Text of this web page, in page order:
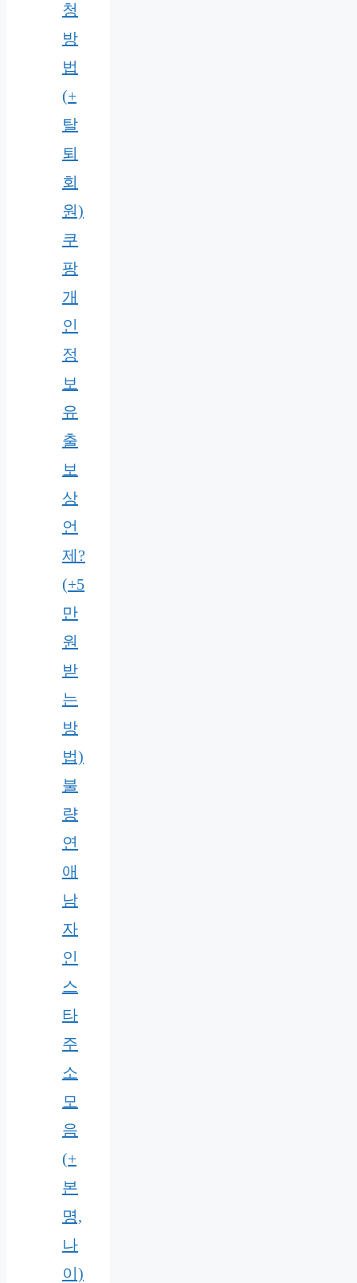
청
방
법
(+
탈
퇴
회
원)
쿠
팡
개
인
정
보
유
출
보
상
언
제?
(+5
만
원
받
는
방
법)
불
량
연
애
남
자
인
스
타
주
소
모
음
(+
본
명,
나
이)